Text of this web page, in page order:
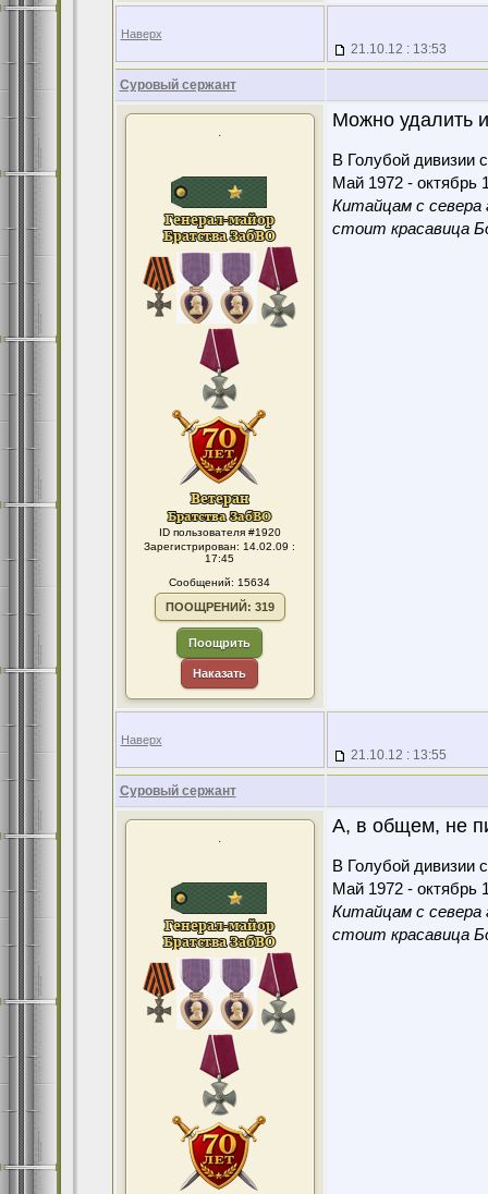
Наверх
21.10.12 : 13:53
Суровый сержант
.
ID пользователя #1920
Зарегистрирован: 14.02.09 :
17:45
Сообщений: 15634
ПООЩРЕНИЙ: 319
Поощрить
Наказать
Можно удалить
В Голубой дивизии
Май 1972 - октябрь
Китайцам с севера
стоит красавица
Наверх
21.10.12 : 13:55
Суровый сержант
.
А, в общем, не
В Голубой дивизии
Май 1972 - октябрь
Китайцам с севера
стоит красавица